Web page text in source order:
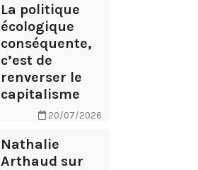
La politique
écologique
conséquente,
c’est de
renverser le
capitalisme
20/07/2026
Nathalie
Arthaud sur